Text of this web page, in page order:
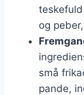
og
små
pande,